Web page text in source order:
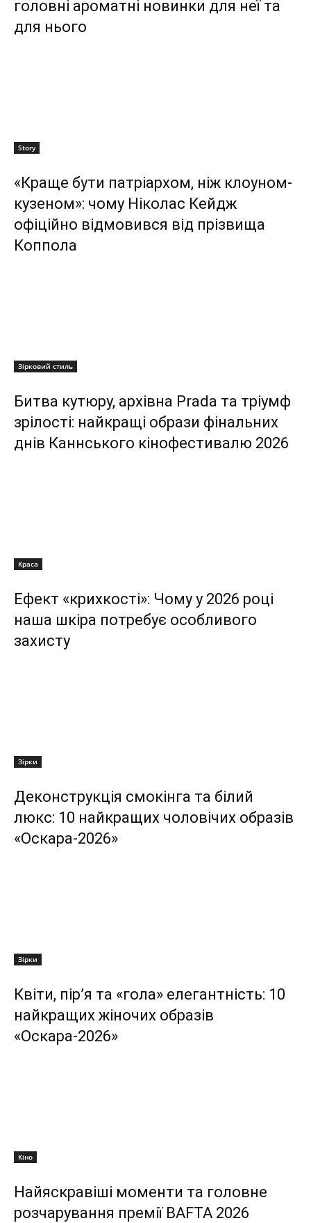
головні ароматні новинки для неї та
для нього
Story
«Краще бути патріархом, ніж клоуном-
кузеном»: чому Ніколас Кейдж
офіційно відмовився від прізвища
Коппола
Зірковий стиль
Битва кутюру, архівна Prada та тріумф
зрілості: найкращі образи фінальних
днів Каннського кінофестивалю 2026
Краса
Ефект «крихкості»: Чому у 2026 році
наша шкіра потребує особливого
захисту
Зірки
Деконструкція смокінга та білий
люкс: 10 найкращих чоловічих образів
«Оскара-2026»
Зірки
Квіти, пір’я та «гола» елегантність: 10
найкращих жіночих образів
«Оскара-2026»
Кіно
Найяскравіші моменти та головне
розчарування премії BAFTA 2026